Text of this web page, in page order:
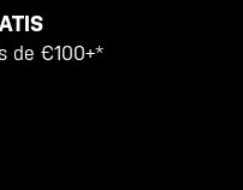
de €100+*